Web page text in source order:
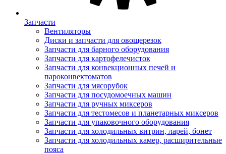
Запчасти
Вентиляторы
Диски и запчасти для овощерезок
Запчасти для барного оборудования
Запчасти для картофелечисток
Запчасти для конвекционных печей и
пароконвектоматов
Запчасти для мясорубок
Запчасти для посудомоечных машин
Запчасти для ручных миксеров
Запчасти для тестомесов и планетарных миксеров
Запчасти для упаковочного оборудования
Запчасти для холодильных витрин, ларей, бонет
Запчасти для холодильных камер, расширительные
пояса